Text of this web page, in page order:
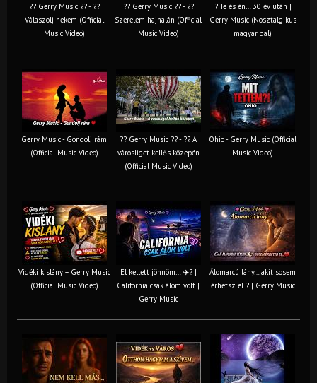
?? Gerry Music ?? - ??
Válaszolj nekem (Official
Music Video)
?? Gerry Music ?? - ??
Szerelem hajnalán (Official
Music Video)
? Te és én… 30 év után |
Gerry Music (Nosztalgikus
magyar dal)
Gerry Music - Gondolj rám
(Official Music Video)
?? Gerry Music ?? - ?? A
városliget kellős közepén
(Official Music Video)
Ohio - Gerry Music (Official
Music Video)
Vidéki kislány – Gerry Music
(Official Music Video)
El kellett jönnöm… ✈️? |
California csak álom volt |
Gerry Music
Álomarcú lány… akit sosem
érhetsz el ? | Gerry Music